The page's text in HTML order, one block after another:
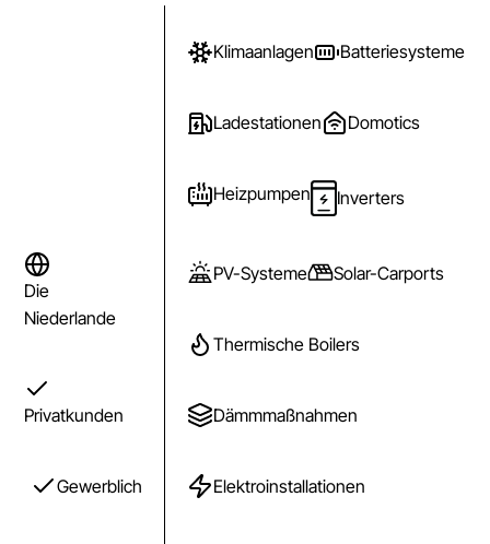
Die
Niederlande
Privatkunden
Gewerblich
Klimaanlagen Batteriesysteme
Ladestationen Domotics
Heizpumpen Inverters
PV-Systeme Solar-Carports
Thermische Boilers
Dämmmaßnahmen
Elektroinstallationen